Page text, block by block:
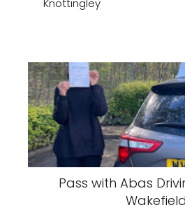
Knottingley
Pass with Abas
Wakefield